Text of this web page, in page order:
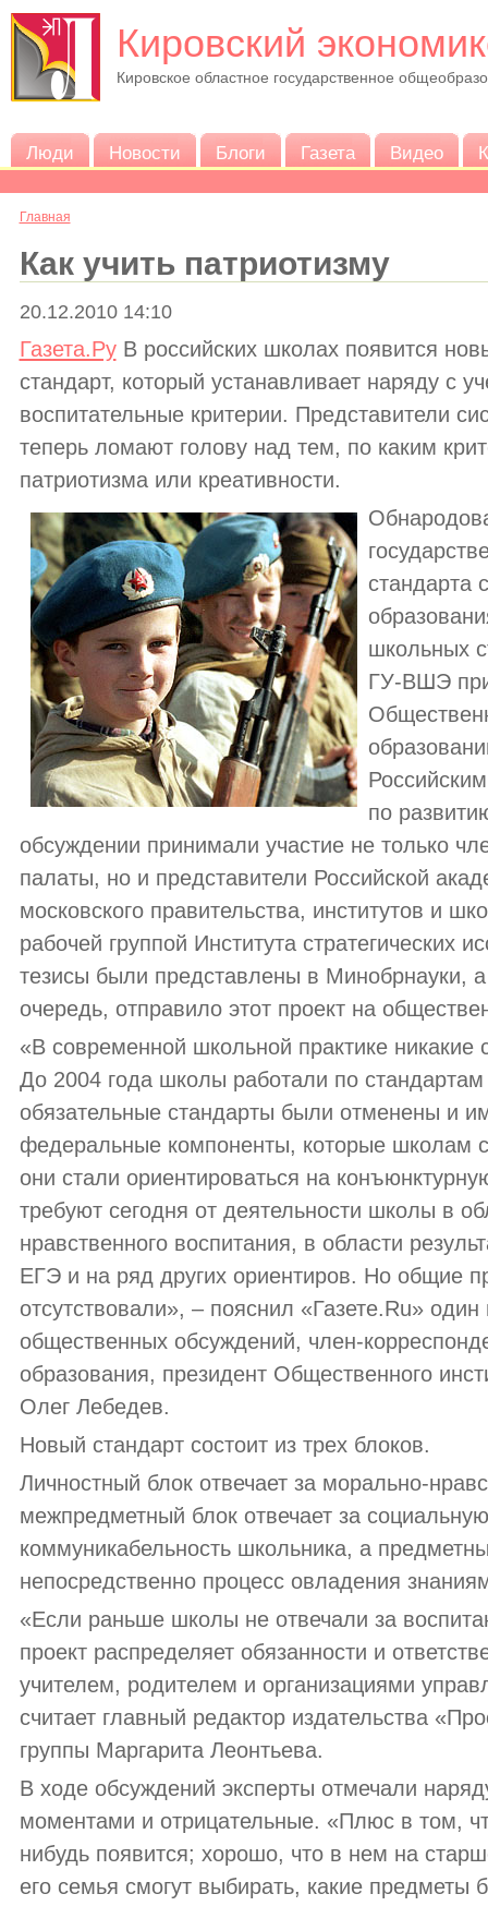
Кировский
Кировское областное государственное
Люди Новости Блоги Газета Видео
Главная
Как учить патриотизму
20.12.2010 14:10
Газета.РуВ российских школах появится
стандарт, который устанавливает наряду с
воспитательные критерии. Представители
теперь ломают голову над тем, по каким
патриотизма или креативности.
стандарта
школьных
ГУ-ВШЭ
по
обсуждении принимали участие не только
палаты, но и представители Российской
московского правительства, институтов и
рабочей группой Института стратегических
тезисы были представлены в Минобрнауки,
очередь, отправило этот проект на
«В современной школьной практике никакие
До 2004 года школы работали по стандартам
обязательные стандарты были отменены и
федеральные компоненты, которые школам
они стали ориентироваться на
требуют сегодня от деятельности школы в
нравственного воспитания, в области
ЕГЭ и на ряд других ориентиров. Но общие
отсутствовали», – пояснил «Газете.Ru» один
общественных обсуждений, член-
образования, президент Общественного
Олег Лебедев.
Новый стандарт состоит из трех блоков.
Личностный блок отвечает за морально-
межпредметный блок отвечает за
коммуникабельность школьника, а
непосредственно процесс овладения
«Если раньше школы не отвечали за
проект распределяет обязанности и
учителем, родителем и организациями
считает главный редактор издательства
группы Маргарита Леонтьева.
В ходе обсуждений эксперты отмечали
моментами и отрицательные. «Плюс в том,
нибудь появится; хорошо, что в нем на
его семья смогут выбирать, какие предметы